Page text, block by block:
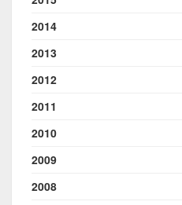
2014
2013
2012
2011
2010
2009
2008